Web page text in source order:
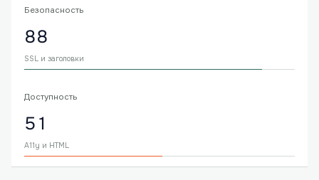
Безопасность
88
SSL и заголовки
Доступность
51
A11y и HTML